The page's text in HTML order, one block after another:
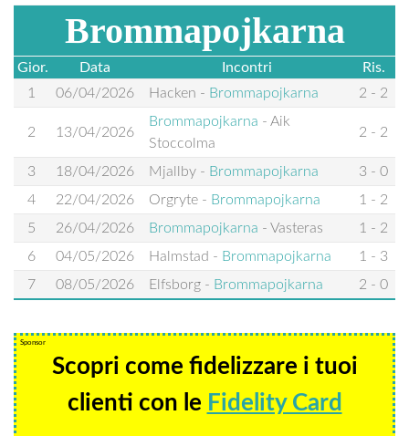
Brommapojkarna
Gior. Data Incontri
Ris.
1
06/04/2026 Hacken - Brommapojkarna 2 - 2
2 13/04/2026
Brommapojkarna - Aik
Stoccolma
2 - 2
3 18/04/2026 Mjallby - Brommapojkarna
3 - 0
4
22/04/2026 Orgryte - Brommapojkarna
1 - 2
5
26/04/2026 Brommapojkarna - Vasteras
1 - 2
6
04/05/2026 Halmstad - Brommapojkarna
1 - 3
7
08/05/2026 Elfsborg - Brommapojkarna 2 - 0
Sponsor
Scopri come fidelizzare i tuoi
clienti con le Fidelity Card